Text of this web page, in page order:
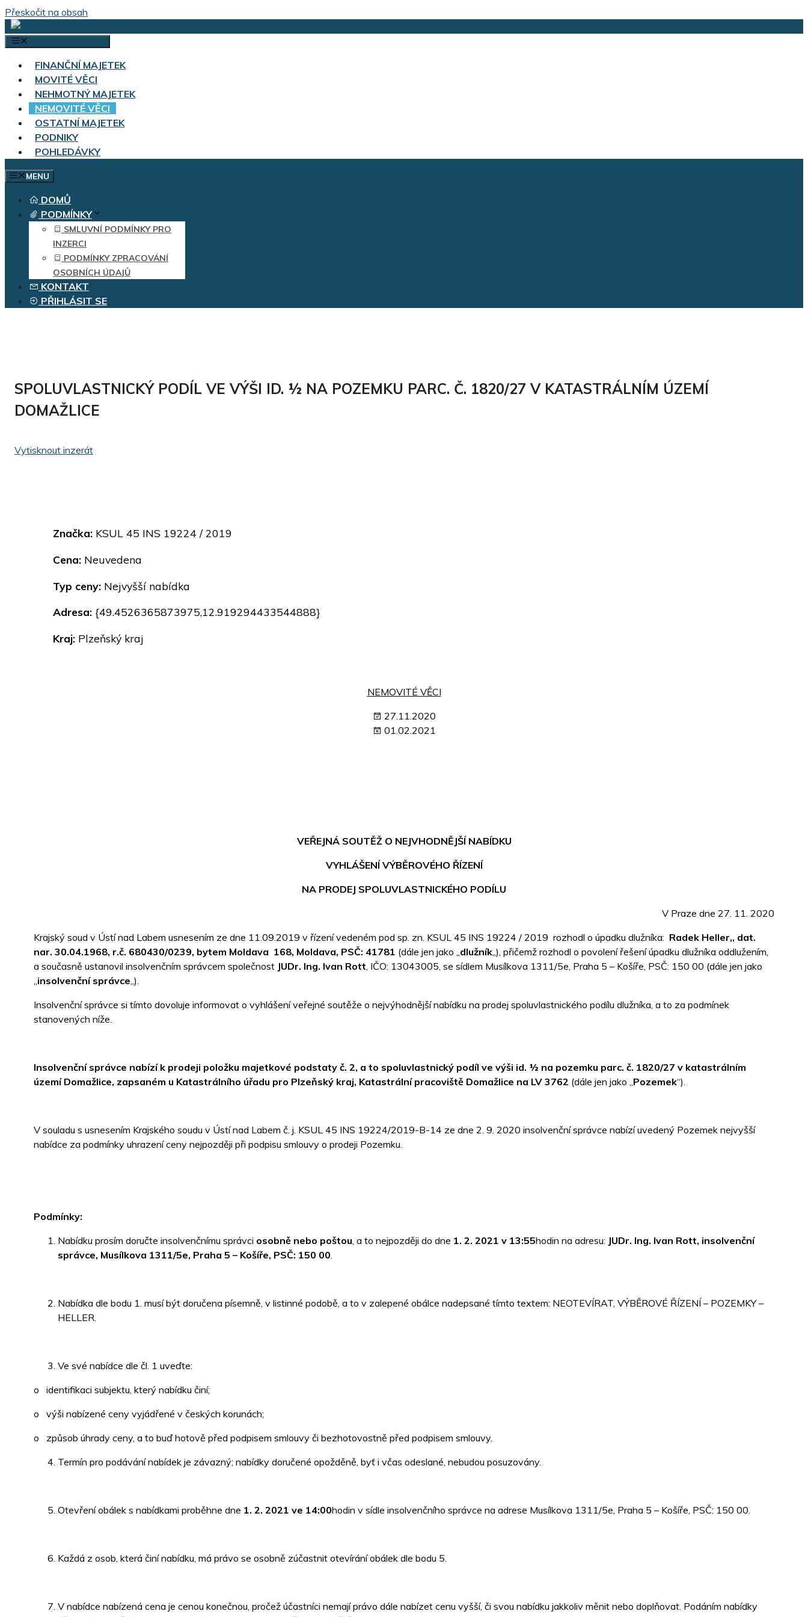
Přeskočit na obsah
FINANČNÍ MAJETEK
MOVITÉ VĚCI
NEHMOTNÝ MAJETEK
NEMOVITÉ VĚCI
OSTATNÍ MAJETEK
PODNIKY
POHLEDÁVKY
MENU
DOMŮ
PODMÍNKY
SMLUVNÍ PODMÍNKY PRO
INZERCI
PODMÍNKY ZPRACOVÁNÍ
OSOBNÍCH ÚDAJŮ
KONTAKT
PŘIHLÁSIT SE
SPOLUVLASTNICKÝ PODÍL VE VÝŠI ID. ½ NA POZEMKU PARC. Č. 1820/27 V KATASTRÁLNÍM ÚZEMÍ
DOMAŽLICE
Vytisknout inzerát
Značka: KSUL 45 INS 19224 / 2019
Cena: Neuvedena
Typ ceny: Nejvyšší nabídka
Adresa: {49.4526365873975,12.919294433544888}
Kraj: Plzeňský kraj
NEMOVITÉ VĚCI
27.11.2020
01.02.2021
VEŘEJNÁ SOUTĚŽ O NEJVHODNĚJŠÍ NABÍDKU
VYHLÁŠENÍ VÝBĚROVÉHO ŘÍZENÍ
NA PRODEJ SPOLUVLASTNICKÉHO PODÍLU
V Praze dne 27. 11. 2020
Krajský soud v Ústí nad Labem usnesením ze dne 11.09.2019 v řízení vedeném pod sp. zn. KSUL 45 INS 19224 / 2019 rozhodl o úpadku dlužníka: Radek Heller,, dat.
nar. 30.04.1968, r.č. 680430/0239, bytem Moldava 168, Moldava, PSČ: 41781 (dále jen jako „ dlužník „), přičemž rozhodl o povolení řešení úpadku dlužníka oddlužením,
a současně ustanovil insolvenčním správcem společnost JUDr. Ing. Ivan Rott , IČO: 13043005, se sídlem Musílkova 1311/5e, Praha 5 – Košíře, PSČ: 150 00 (dále jen jako
insolvenční správce „).
Insolvenční správce si tímto dovoluje informovat o vyhlášení veřejné soutěže o nejvýhodnější nabídku na prodej spoluvlastnického podílu dlužníka, a to za podmínek
stanovených níže.
Insolvenční správce nabízí k prodeji položku majetkové podstaty č. 2, a to spoluvlastnický podíl ve výši id. ½ na pozemku parc. č. 1820/27 v katastrálním
území Domažlice, zapsaném u Katastrálního úřadu pro Plzeňský kraj, Katastrální pracoviště Domažlice na LV 3762 (dále jen jako „ Pozemek“).
V souladu s usnesením Krajského soudu v Ústí nad Labem č. j. KSUL 45 INS 19224/2019-B-14 ze dne 2. 9. 2020 insolvenční správce nabízí uvedený Pozemek nejvyšší
nabídce za podmínky uhrazení ceny nejpozději při podpisu smlouvy o prodeji Pozemku.
Podmínky:
Nabídku prosím doručte insolvenčnímu správci osobně nebo poštou , a to nejpozději do dne 1. 2. 2021 v 13:55hodin na adresu: JUDr. Ing. Ivan Rott, insolvenční
správce, Musílkova 1311/5e, Praha 5 – Košíře, PSČ: 150 00
Nabídka dle bodu 1. musí být doručena písemně, v listinné podobě, a to v zalepené obálce nadepsané tímto textem: NEOTEVÍRAT, VÝBĚROVÉ ŘÍZENÍ – POZEMKY –
HELLER.
Ve své nabídce dle čl. 1 uveďte:
o identifikaci subjektu, který nabídku činí;
o výši nabízené ceny vyjádřené v českých korunách;
o způsob úhrady ceny, a to buď hotově před podpisem smlouvy či bezhotovostně před podpisem smlouvy.
Termín pro podávání nabídek je závazný; nabídky doručené opožděně, byť i včas odeslané, nebudou posuzovány.
Otevření obálek s nabídkami proběhne dne 1. 2. 2021 ve 14:00hodin v sídle insolvenčního správce na adrese Musílkova 1311/5e, Praha 5 – Košíře, PSČ: 150 00.
Každá z osob, která činí nabídku, má právo se osobně zúčastnit otevírání obálek dle bodu 5.
V nabídce nabízená cena je cenou konečnou, pročež účastníci nemají právo dále nabízet cenu vyšší, či svou nabídku jakkoliv měnit nebo doplňovat. Podáním nabídky